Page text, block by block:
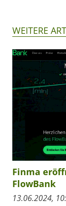
WEITERE
Finma
FlowBank
13.06.2024,